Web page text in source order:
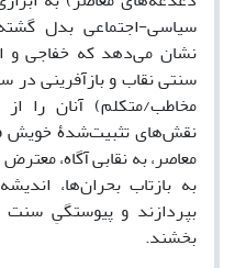
سیاسی-اجتماعی بدل
نشان می‌دهد که خفاجی و
سنتی نقاب و بازآفرینی در
مخاطب/متکلم) آنان را
نقش‌های تثبیت‌شدۀ خویش
معاصر، به نقابی آگاه،
به بازتاب بحران‌ها،
بپردازند و پیوستگیِ سنت
بخشند.